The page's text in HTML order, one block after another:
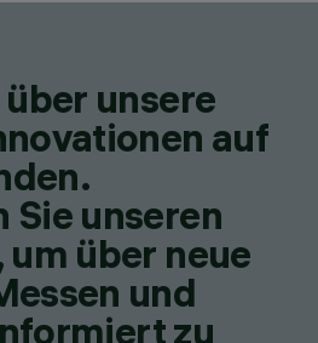
unsere
auf
Sie unseren
über neue
und
zu